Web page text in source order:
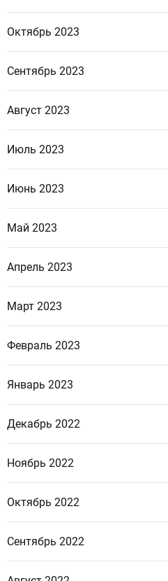
Октябрь 2023
Сентябрь 2023
Август 2023
Июль 2023
Июнь 2023
Май 2023
Апрель 2023
Март 2023
Февраль 2023
Январь 2023
Декабрь 2022
Ноябрь 2022
Октябрь 2022
Сентябрь 2022